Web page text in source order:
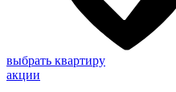
выбрать квартиру
акции